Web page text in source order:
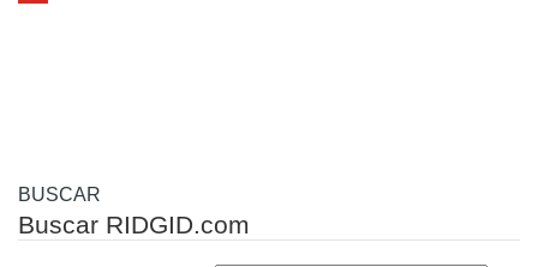
Toggle
BUSCAR
Buscar RIDGID.com